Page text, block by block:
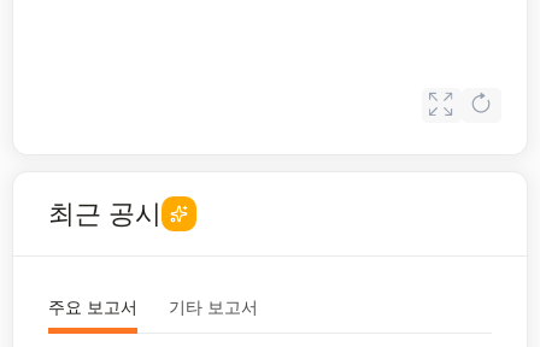
최근 공시
주요 보고서 기타 보고서